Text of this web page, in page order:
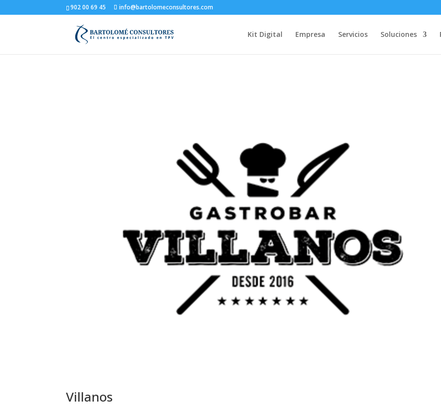
902 00 69 45 info@bartolomeconsultores.com
Kit Digital Empresa Servicios Soluciones
Villanos